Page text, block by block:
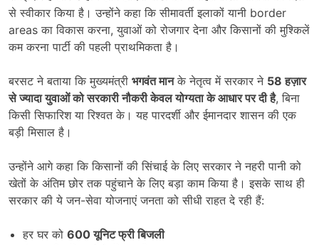
से स्वीकार किया है। उन्होंने कहा कि सीमावर्ती इलाकों यानी border
areas का विकास करना, युवाओं को रोजगार देना और किसानों की मुश्किलें
कम करना पार्टी की पहली प्राथमिकता है।
बरसट ने बताया कि मुख्यमंत्री भगवंत मानके नेतृत्व में सरकार ने 58हज़ार
से ज्यादा युवाओं को सरकारी नौकरी केवल योग्यता के आधार पर दी है, बिना
किसी सिफारिश या रिश्वत के। यह पारदर्शी और ईमानदार शासन की एक
बड़ी मिसाल है।
उन्होंने आगे कहा कि किसानों की सिंचाई के लिए सरकार ने नहरी पानी को
खेतों के अंतिम छोर तक पहुंचाने के लिए बड़ा काम किया है। इसके साथ ही
सरकार की ये जन-सेवा योजनाएं जनता को सीधी राहत दे रही हैं:
हर घर को 600यूनिट फ्री बिजली